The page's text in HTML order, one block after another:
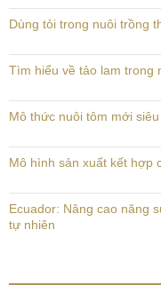
Dùng tỏi trong nuôi trồng
Tìm hiểu về tảo lam trong
Mô thức nuôi tôm mới
Mô hình sản xuất kết hợp
Ecuador: Nâng cao năng
tự nhiên